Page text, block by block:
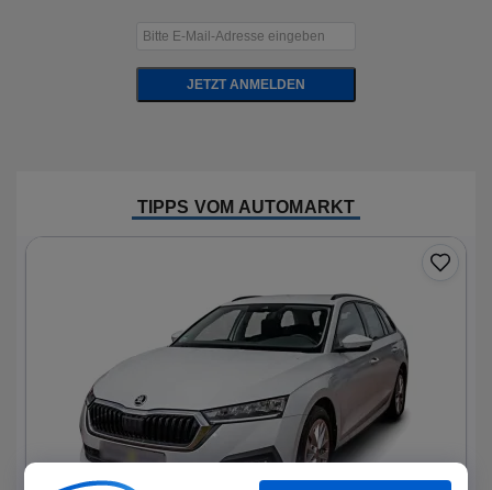
JETZT ANMELDEN
TIPPS VOM AUTOMARKT